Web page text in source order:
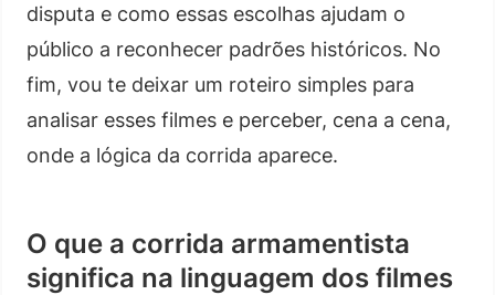
disputa e como essas escolhas ajudam o
público a reconhecer padrões históricos. No
fim, vou te deixar um roteiro simples para
analisar esses filmes e perceber, cena a cena,
onde a lógica da corrida aparece.
O que a corrida armamentista
significa na linguagem dos filmes